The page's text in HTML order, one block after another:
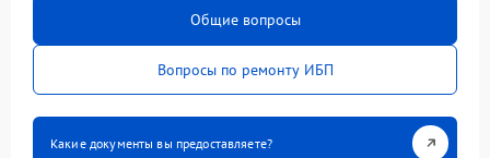
Общие вопросы
Вопросы по ремонту ИБП
Какие документы вы предоставляете?